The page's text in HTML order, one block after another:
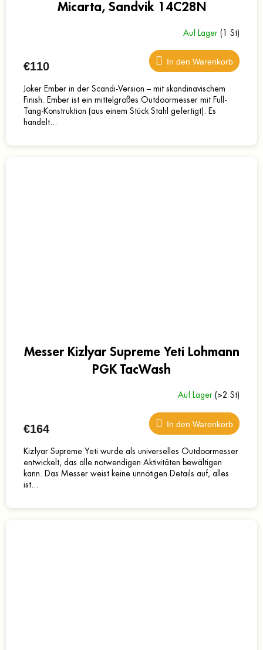
Micarta, Sandvik 14C28N
Auf Lager (1 St)
€110 In den Warenkorb
Joker Ember in der Scandi-Version – mit skandinavischem
Finish. Ember ist ein mittelgroßes Outdoormesser mit Full-
Tang-Konstruktion (aus einem Stück Stahl gefertigt). Es
handelt...
Messer Kizlyar Supreme Yeti Lohmann
PGK TacWash
Auf Lager (>2 St)
€164 In den Warenkorb
Kizlyar Supreme Yeti wurde als universelles Outdoormesser
entwickelt, das alle notwendigen Aktivitäten bewältigen
kann. Das Messer weist keine unnötigen Details auf, alles
ist...